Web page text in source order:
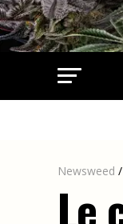
Newsweed /
Le